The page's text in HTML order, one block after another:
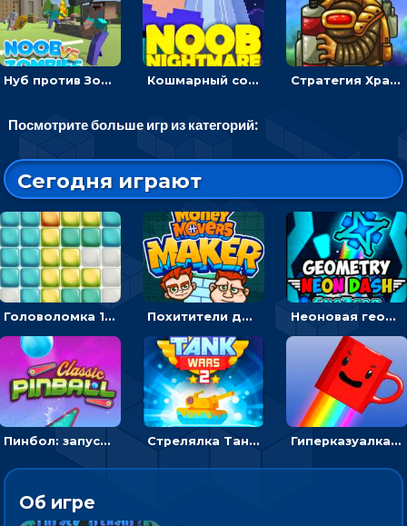
Нуб против Зомби: направлять линию на врага и бить молотом Кошмарный сон Нуба: балансируй, чтобы выжить Стратегия Хранители рощи: расставлять монстров, чтобы охранять камни от врагов
Посмотрите больше игр из категорий:
Сегодня играют
Головоломка 10х10 Похитители денег: управляйте друзьями и соберите все мешки с долларами Неоновая геометрия: прыгай через препятствия и собирай шары
Пинбол: запускать шарик, чтобы выбивать очки Стрелялка Танковые войны: бить по танку врага, чтобы уничтожить зло Гиперказуалка Летающая чашка кофе: двигаться и собирать кубики сахара
Об игре